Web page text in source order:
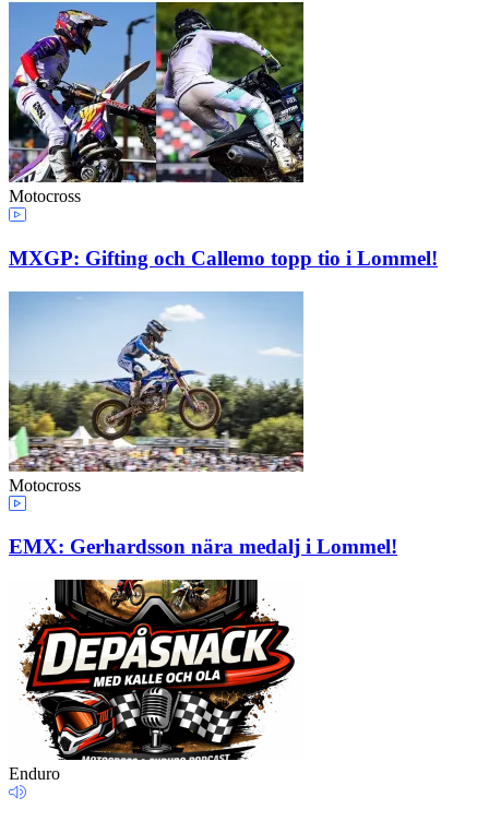
Motocross
MXGP: Gifting och Callemo topp tio i Lommel!
Motocross
EMX: Gerhardsson nära medalj i Lommel!
Enduro